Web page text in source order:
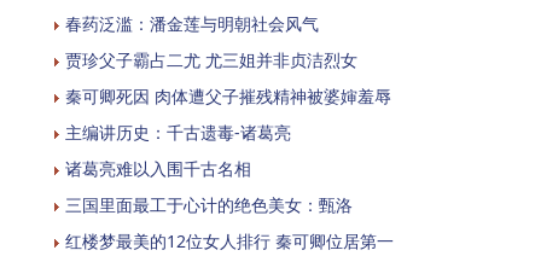
春药泛滥：潘金莲与明朝社会风气
贾珍父子霸占二尤 尤三姐并非贞洁烈女
秦可卿死因 肉体遭父子摧残精神被婆婶羞辱
主编讲历史：千古遗毒-诸葛亮
诸葛亮难以入围千古名相
三国里面最工于心计的绝色美女：甄洛
红楼梦最美的12位女人排行 秦可卿位居第一